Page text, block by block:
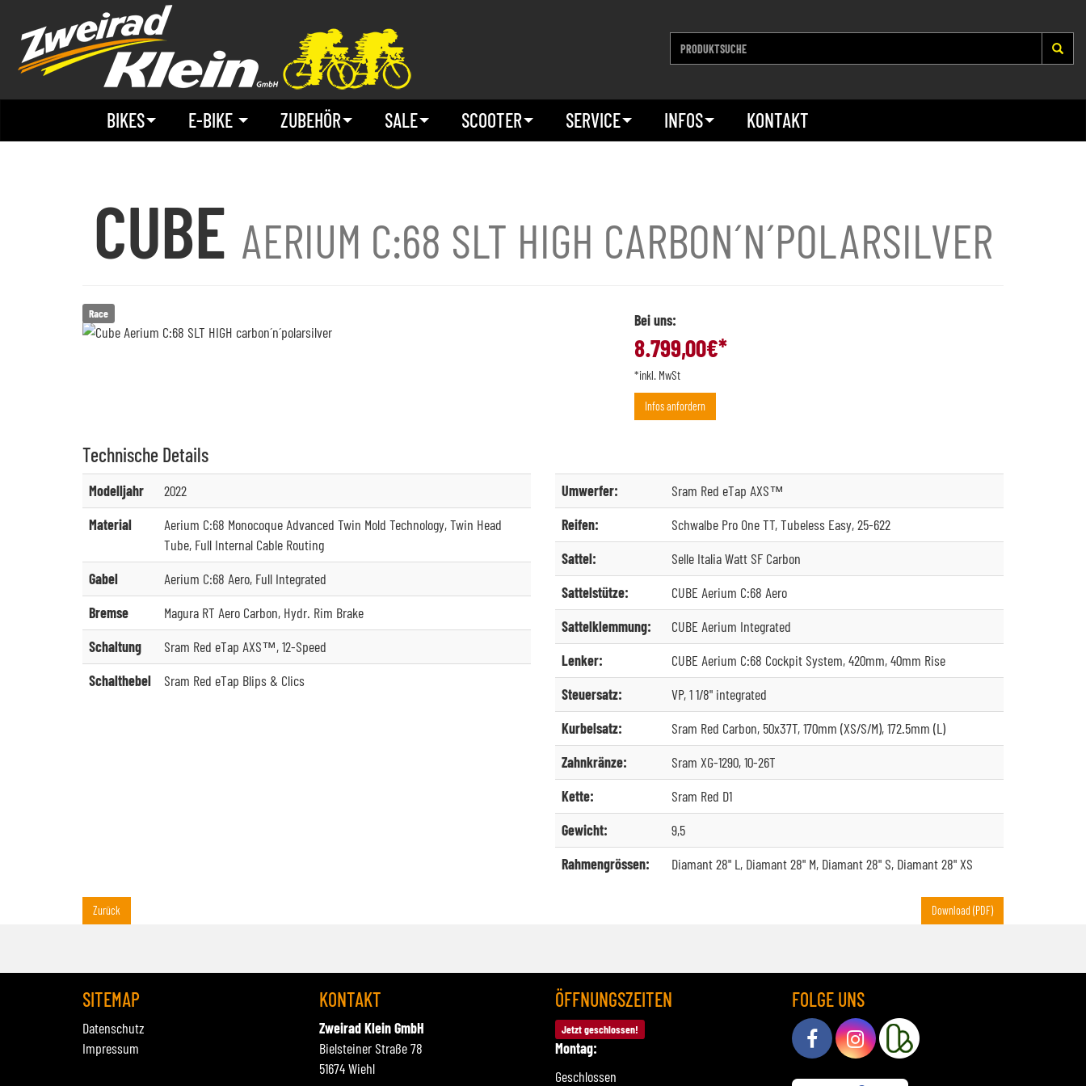
BIKES E-BIKE ZUBEHÖR SALE SCOOTER SERVICE INFOS KONTAKT
CUBE AERIUM C:68 SLT HIGH CARBON´N´POLARSILVER
Race Bei uns:
8.799,00€*
*inkl. MwSt
Infos anfordern
Technische Details
Modelljahr
2022
Material
Aerium C:68 Monocoque Advanced Twin Mold Technology, Twin Head
Tube, Full Internal Cable Routing
Gabel
Aerium C:68 Aero, Full Integrated
Bremse
Magura RT Aero Carbon, Hydr. Rim Brake
Schaltung
Sram Red eTap AXS™, 12-Speed
Schalthebel
Sram Red eTap Blips & Clics
Umwerfer:
Sram Red eTap AXS™
Reifen:
Schwalbe Pro One TT, Tubeless Easy, 25-622
Sattel:
Selle Italia Watt SF Carbon
Sattelstütze:
CUBE Aerium C:68 Aero
Sattelklemmung:
CUBE Aerium Integrated
Lenker:
CUBE Aerium C:68 Cockpit System, 420mm, 40mm Rise
Steuersatz:
VP, 1 1/8" integrated
Kurbelsatz:
Sram Red Carbon, 50x37T, 170mm (XS/S/M), 172.5mm (L)
Zahnkränze:
Sram XG-1290, 10-26T
Kette:
Sram Red D1
Gewicht:
9,5
Rahmengrössen:
Diamant 28" L, Diamant 28" M, Diamant 28" S, Diamant 28" XS
Zurück Download (PDF)
SITEMAP
Datenschutz
Impressum
KONTAKT
Zweirad Klein GmbH
Bielsteiner Straße 78
51674 Wiehl
ÖFFNUNGSZEITEN
Jetzt geschlossen!
Montag:
Geschlossen
FOLGE UNS